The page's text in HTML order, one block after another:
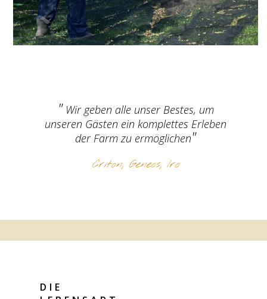
Wir geben alle unser Bestes, um
unseren Gästen ein komplettes Erleben
der Farm zu ermöglichen
Criton, Geneos, Iro
DIE